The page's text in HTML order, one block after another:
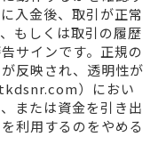
入金後、取引が正常
もしくは取引の履歴
サインです。正規の
反映され、透明性が
）におい
または資金を引き出
利用するのをやめる